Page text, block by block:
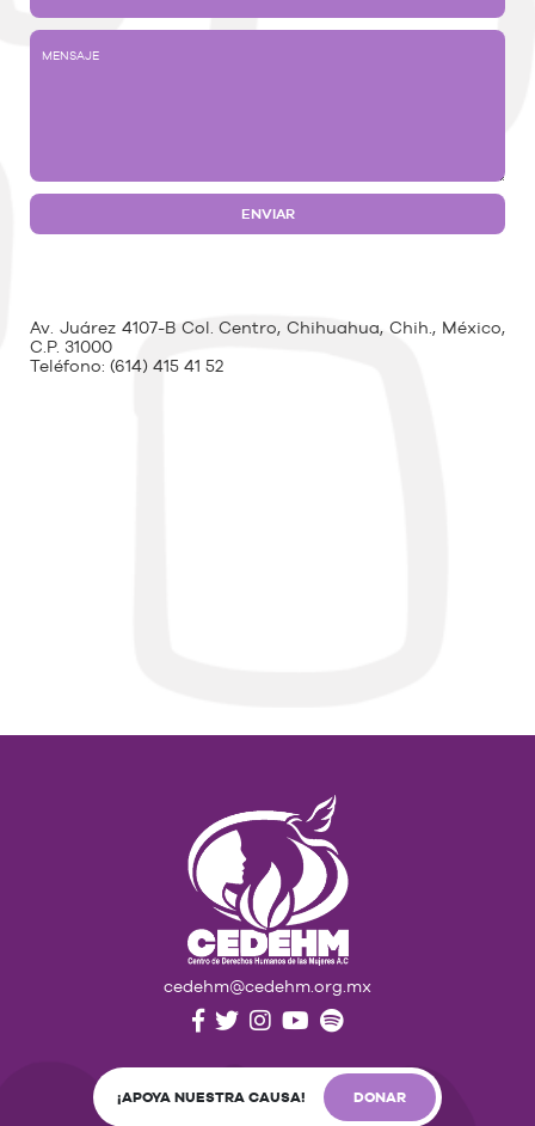
Av. Juárez 4107-B Col. Centro, Chihuahua, Chih., México,
C.P. 31000
Teléfono: (614) 415 41 52
cedehm@cedehm.org.mx
¡APOYA NUESTRA CAUSA! DONAR